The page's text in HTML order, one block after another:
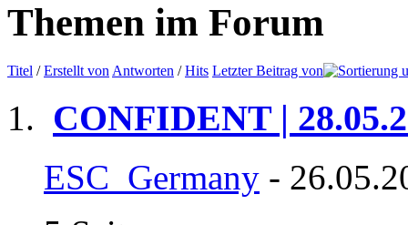
Themen im Forum
Titel /Erstellt von Antworten /Hits Letzter Beitrag von
CONFIDENT |
ESC_Germany -